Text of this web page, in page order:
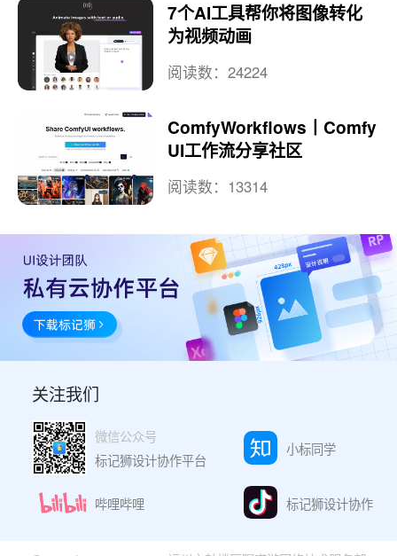
7个AI工具帮你将图像转化
为视频动画
阅读数：24224
ComfyWorkflows丨Comfy
UI工作流分享社区
阅读数：13314
关注我们
微信公众号
标记狮设计协作平台
小标同学
哔哩哔哩 标记狮设计协作